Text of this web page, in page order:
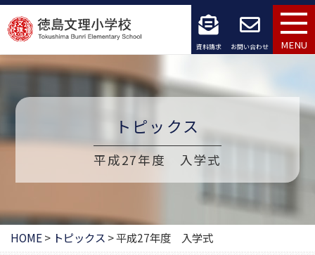
コ
ン
テ
ン
へ
ッ
資料請求 お問い合わせ MENU
トピックス
平成27年度 入学式
HOME> トピックス >平成27年度 入学式